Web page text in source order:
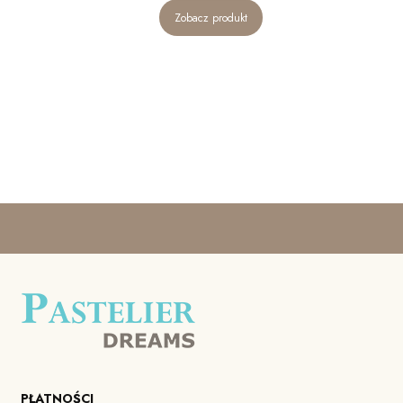
Zobacz produkt
PŁATNOŚCI